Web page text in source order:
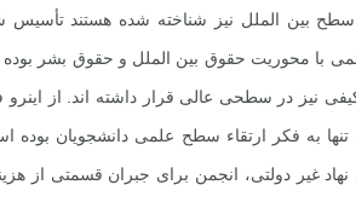
بین الملل نیز شناخته شده هستند
با محوریت حقوق بین الملل و حقوق بشر
نیز در سطحی عالی قرار داشته اند. از
به فکر ارتقاء سطح علمی دانشجویان بوده
نهاد غیر دولتی، انجمن برای جبران قسمتی از